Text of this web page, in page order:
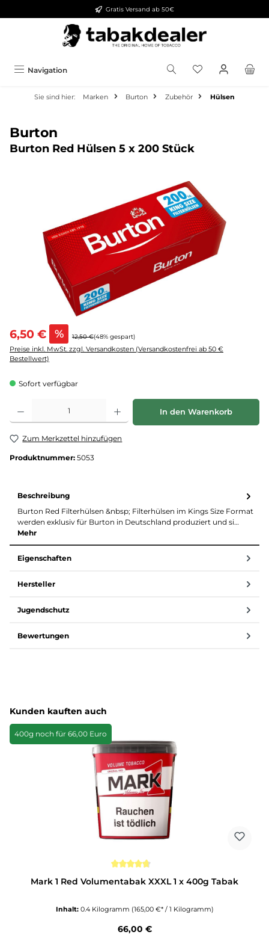
Gratis Versand ab 50€
Navigation
Sie sind hier: Marken Burton Zubehör Hülsen
Burton
Burton Red Hülsen 5 x 200 Stück
6,50 € % 12,50 €(48% gespart)
Preise inkl. MwSt. zzgl. Versandkosten (Versandkostenfrei ab 50 €
Bestellwert)
Sofort verfügbar
Produkt Anzahl: Gib den gewünschten Wert ein oder benutze die Schaltflächen
In den Warenkorb
Zum Merkzettel hinzufügen
Produktnummer: 5053
Beschreibung
Burton Red Filterhülsen &nbsp; Filterhülsen im Kings Size Format
werden exklusiv für Burton in Deutschland produziert und si…
Mehr
Eigenschaften
Hersteller
Jugendschutz
Bewertungen
Produktgalerie überspringen
Kunden kauften auch
400g noch für 66,00 Euro
Mark 1 Red Volumentabak XXXL 1 x 400g Tabak
Inhalt: 0.4 Kilogramm (165,00 €* / 1 Kilogramm)
Regulärer Preis:
66,00 €